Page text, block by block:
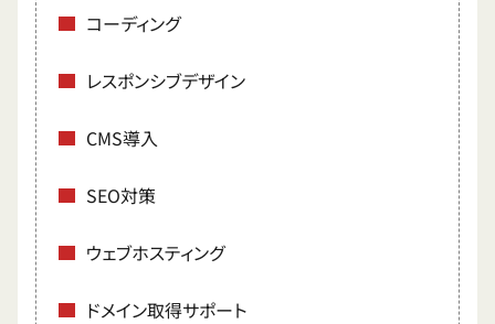
コーディング
レスポンシブデザイン
CMS導入
SEO対策
ウェブホスティング
ドメイン取得サポート